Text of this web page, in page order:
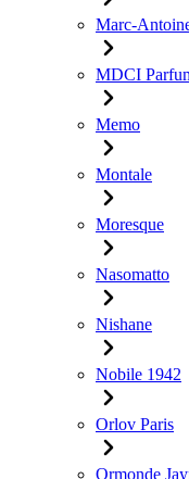
Marc-
MDCI
Memo
Montale
Moresque
Nasomatto
Nishane
Nobile 1942
Orlov Paris
Ormonde